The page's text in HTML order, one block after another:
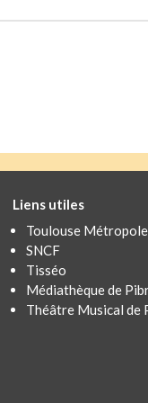
Liens utiles
Toulouse Métropole
SNCF
Tisséo
Médiathèque de
Théâtre Musical de